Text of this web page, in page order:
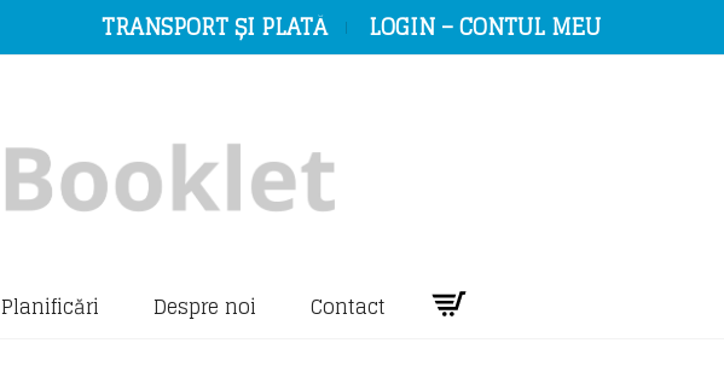
TRANSPORT ȘI PLATĂ LOGIN – CONTUL MEU
Planificări Despre noi Contact